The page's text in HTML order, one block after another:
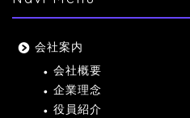
会社案内
会社概要
企業理念
役員紹介